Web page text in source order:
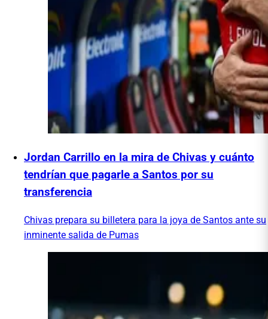
Jordan Carrillo en la mira de Chivas y cuánto
tendrían que pagarle a Santos por su
transferencia
Chivas prepara su billetera para la joya de Santos ante su
inminente salida de Pumas